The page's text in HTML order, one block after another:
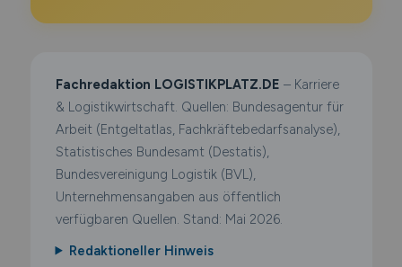
Fachredaktion LOGISTIKPLATZ.DE – Karriere
& Logistikwirtschaft. Quellen: Bundesagentur für
Arbeit (Entgeltatlas, Fachkräftebedarfsanalyse),
Statistisches Bundesamt (Destatis),
Bundesvereinigung Logistik (BVL),
Unternehmensangaben aus öffentlich
verfügbaren Quellen. Stand: Mai 2026.
Redaktioneller Hinweis